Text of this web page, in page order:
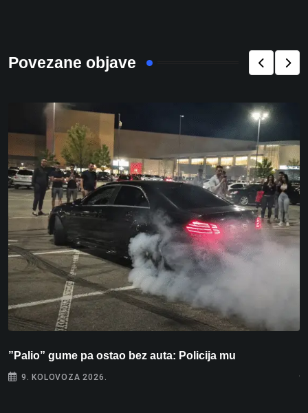
Povezane objave
”Palio” gume pa ostao bez auta: Policija mu
9. KOLOVOZA 2026.